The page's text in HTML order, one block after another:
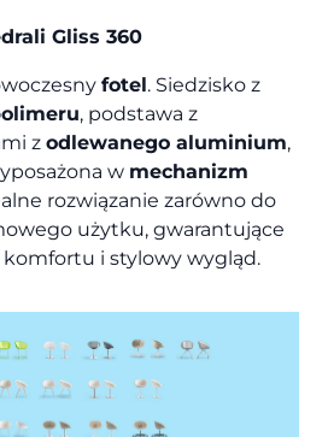
Gliss 360
fotel. Siedzisko z
, podstawa z
z odlewanego aluminium,
w mechanizm
rozwiązanie zarówno do
użytku, gwarantujące
i stylowy wygląd.